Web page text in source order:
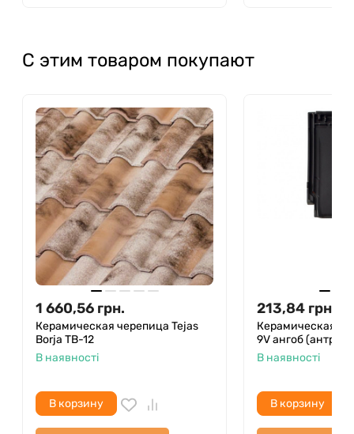
С этим товаром покупают
1 660,56 грн.
Керамическая черепица Tejas
Borja TB-12
В наявності
В корзину
213,84 грн.
Керамическая
9V ангоб
В наявності
В корзину